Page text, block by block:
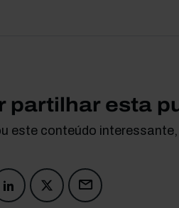
partilhar esta
este conteúdo